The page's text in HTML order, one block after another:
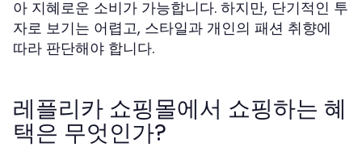
아 지혜로운 소비가 가능합니다. 하지만, 단기적인 투
자로 보기는 어렵고, 스타일과 개인의 패션 취향에
따라 판단해야 합니다.
레플리카 쇼핑몰에서 쇼핑하는 혜
택은 무엇인가?